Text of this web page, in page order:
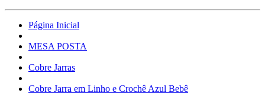
Página Inicial
MESA POSTA
Cobre Jarras
Cobre Jarra em Linho e Crochê Azul Bebê